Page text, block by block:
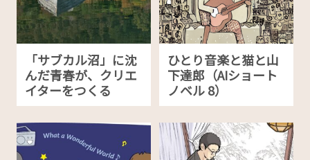
「サブカル沼」に沈
んだ青春が、クリエ
イターをつくる
ひとり音楽と猫と山
下達郎（AIショート
ノベル 8）